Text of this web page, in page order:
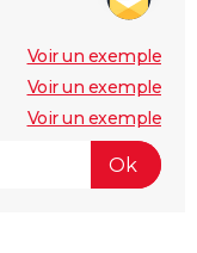
Voir un exemple
Voir un exemple
Voir un exemple